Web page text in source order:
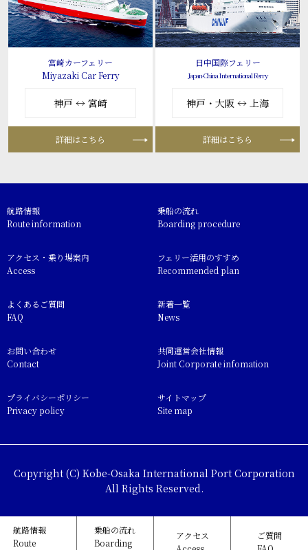
宮崎カーフェリー
Miyazaki Car Ferry
神戸 ↔ 宮崎
詳細はこちら
日中国際フェリー
Japan-China International Ferry
神戸・大阪 ↔ 上海
詳細はこちら
航路情報
Route information
乗船の流れ
Boarding procedure
アクセス・乗り場案内
Access
フェリー活用のすすめ
Recommended plan
よくあるご質問
FAQ
新着一覧
News
お問い合わせ
Contact
共同運営会社情報
Joint Corporate infomation
プライバシーポリシー
Privacy policy
サイトマップ
Site map
Copyright (C) Kobe-Osaka International Port Corporation
All Rights Reserved.
航路情報
Route
乗船の流れ
Boarding
アクセス
ご質問